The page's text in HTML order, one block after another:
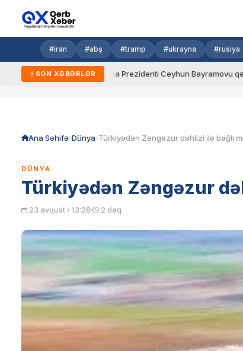
#iran #abş #tramp #ukrayna #rusiya
SON XƏBƏRLƏR
Ukrayna Prezidenti Ceyhun Bayramovu qəbul edib
Ana Səhifə Dünya
DÜNYA
Türkiyədən Zəngəzur
23 avqust / 13:28 2 dəq